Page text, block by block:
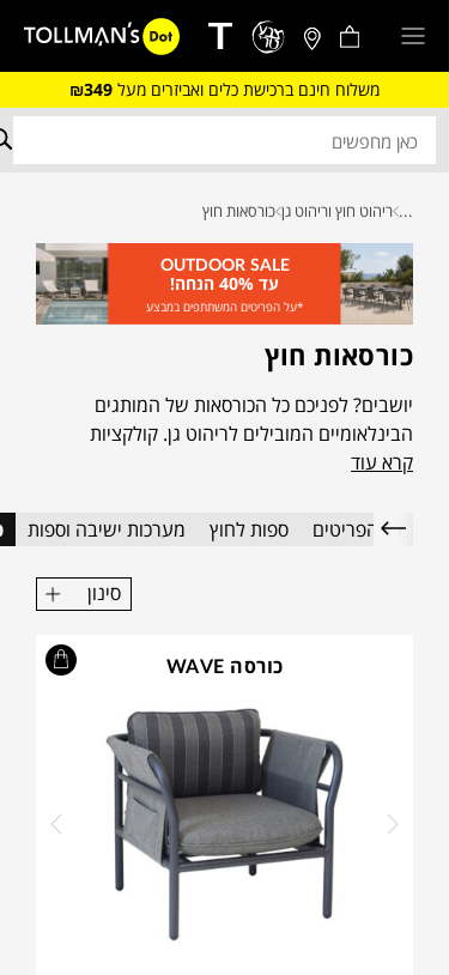
משלוח חינם ברכישת כלים ואביזרים מעל ₪349
... ריהוט חוץ וריהוט גן כורסאות חוץ
OUTDOOR SALE
עד 40% הנחה!
*על הפריטים המשתתפים במבצע
כורסאות חוץ
יושבים? לפניכם כל הכורסאות של המותגים
הבינלאומיים המובילים לריהוט גן. קולקציות
חדשות, פריטים בהתאמה אישית, פריטים מתצוגה
במחירים מפתיעים, שיקפיצו, ירימו יפתחו ויסגרו
קרא עוד
כל הפריטים ספות לחוץ מערכות ישיבה וספות
סינון
כורסה WAVE